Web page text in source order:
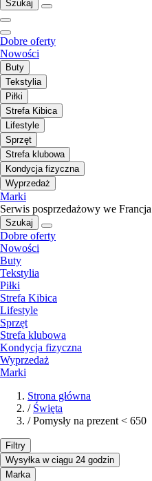
Szukaj
Dobre oferty
Nowości
Buty
Tekstylia
Piłki
Strefa Kibica
Lifestyle
Sprzęt
Strefa klubowa
Kondycja fizyczna
Wyprzedaż
Marki
Serwis posprzedażowy we Francja
Szukaj
Dobre oferty
Nowości
Buty
Tekstylia
Piłki
Strefa Kibica
Lifestyle
Sprzęt
Strefa klubowa
Kondycja fizyczna
Wyprzedaż
Marki
Strona główna
/ Święta
/ Pomysły na prezent < 650
Filtry
Wysyłka w ciągu 24 godzin
Marka